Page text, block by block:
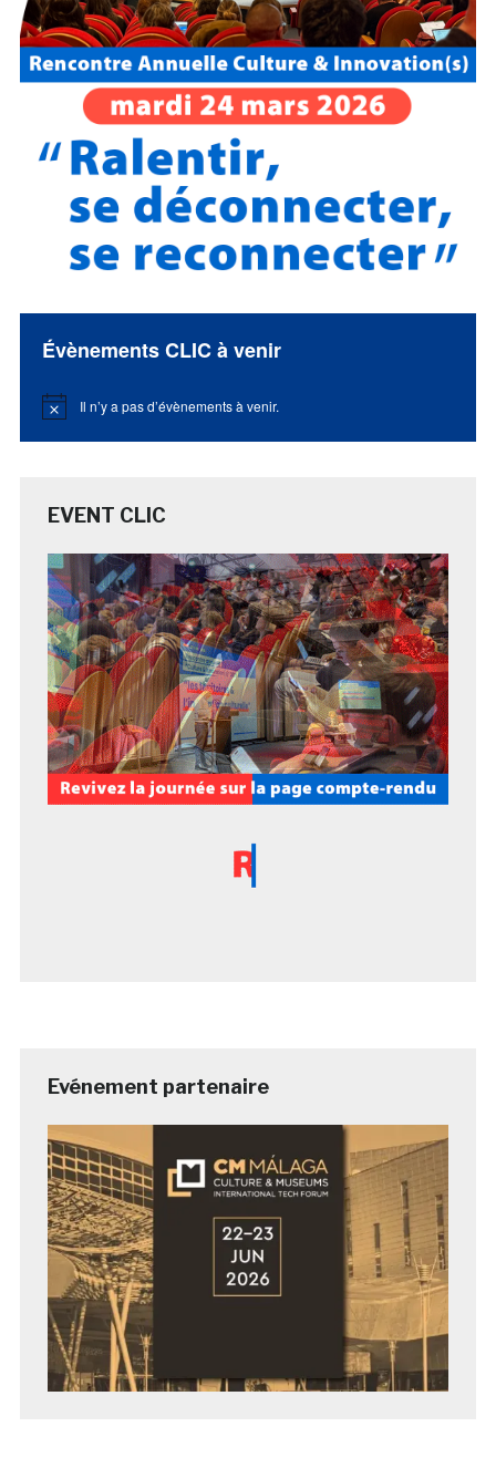
Évènements CLIC à venir
Notice Il n’y a pas d’évènements à venir.
EVENT CLIC
Evénement partenaire